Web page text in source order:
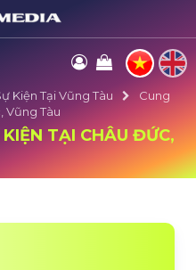
Kiện Tại Vũng Tàu
Cung
Vũng Tàu
TẠI CHÂU ĐỨC,